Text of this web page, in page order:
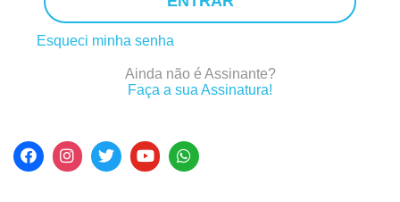
Esqueci minha senha
Ainda não é Assinante?
Faça a sua Assinatura!